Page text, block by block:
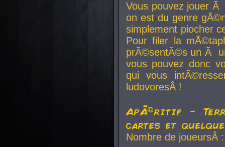
Vous pouvez jouer
on est du genre
simplement piocher
Pour filer la
prÃ©sentÃ©s un Ã
vous pouvez donc
qui vous
ludovoresÂ !
ApÃ©ritif -
cartes et
Nombre de